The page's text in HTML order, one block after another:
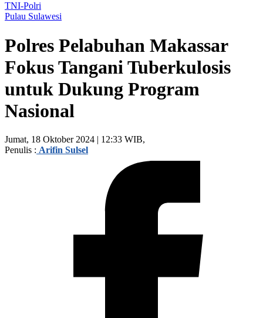
TNI-Polri
Pulau Sulawesi
Polres Pelabuhan Makassar
Fokus Tangani Tuberkulosis
untuk Dukung Program
Nasional
Jumat, 18 Oktober 2024 | 12:33 WIB,
Penulis : Arifin Sulsel